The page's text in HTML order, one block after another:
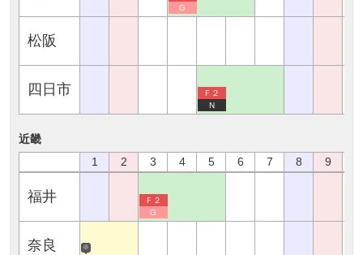
G
松阪
四日市
Ｆ２
N
近畿
1
2 3 4 5 6 7 8 9
福井
Ｆ２
G
奈良 ※